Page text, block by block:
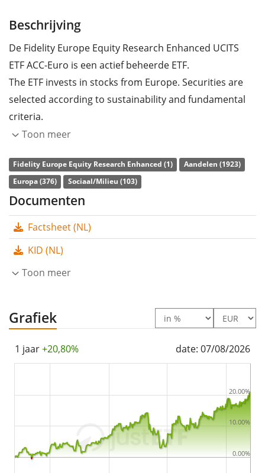
Beschrijving
De Fidelity Europe Equity Research Enhanced UCITS
ETF ACC-Euro is een actief beheerde ETF.
The ETF invests in stocks from Europe. Securities are
selected according to sustainability and fundamental
criteria.
p.a.. The dividends in the ETF areaccumulatedand
reinvested in the ETF.
The Fidelity Europe Equity Research Enhanced UCITS
ETF ACC-Euro is a small ETF with
under management. The ETF waslaunched on 18
mei 2020and is
Toon meer
Fidelity Europe Equity Research Enhanced (1)
Aandelen (1923)
Europa (376)
Sociaal/Milieu (103)
Documenten
Factsheet (NL)
KID (NL)
Toon meer
Grafiek
1 jaar+20,80% date: 07/08/2026
0.00%
10.00%
20.00%